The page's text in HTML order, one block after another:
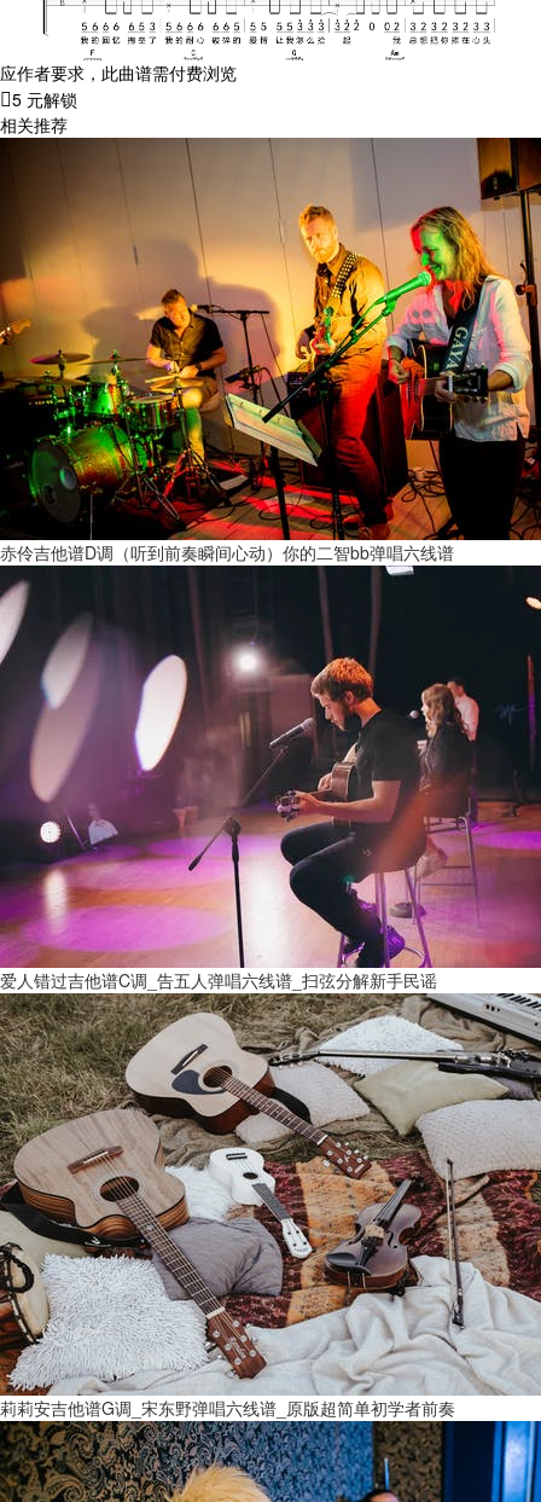
应作者要求，此曲谱需付费浏览
5 元解锁
相关推荐
赤伶吉他谱D调（听到前奏瞬间心动）你的二智bb弹唱六线谱
爱人错过吉他谱C调_告五人弹唱六线谱_扫弦分解新手民谣
莉莉安吉他谱G调_宋东野弹唱六线谱_原版超简单初学者前奏